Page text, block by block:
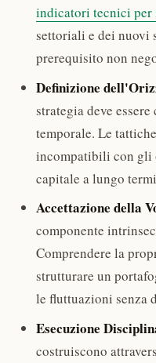
indicatori tecnici
settoriali e dei nuovi
prerequisito non
Definizione
strategia deve
temporale. Le
incompatibili con gli
capitale a lungo
Accettazione della
componente
Comprendere la
strutturare un
le fluttuazioni senza
Esecuzione
costruiscono